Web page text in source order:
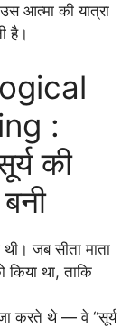
आत्मा की यात्रा
है।
:
की
जब सीता माता
किया था, ताकि
करते थे — वे “सूर्य